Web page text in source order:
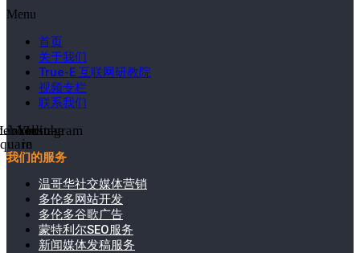
Menu
首页
关于我们
True-E 互联网研教院
视频专栏
联系我们
in
Youtube
Instagram
我们的服务
温哥华社交媒体营销
多伦多网站开发
多伦多谷歌广告
蒙特利尔SEO服务
新闻媒体发稿服务